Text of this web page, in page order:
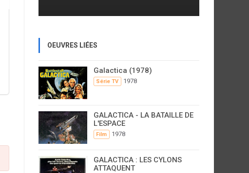
OEUVRES LIÉES
Galactica (1978)
Série TV 1978
GALACTICA - LA BATAILLE DE
L'ESPACE
Film 1978
GALACTICA : LES CYLONS
ATTAQUENT